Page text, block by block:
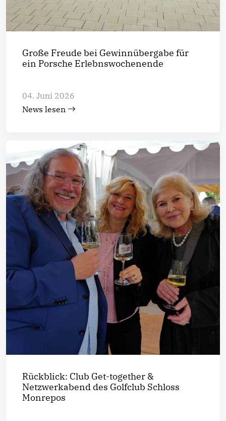
Große Freude bei Gewinnübergabe für
ein Porsche Erlebnswochenende
04. Juni 2026
News lesen
Rückblick: Club Get-together &
Netzwerkabend des Golfclub Schloss
Monrepos